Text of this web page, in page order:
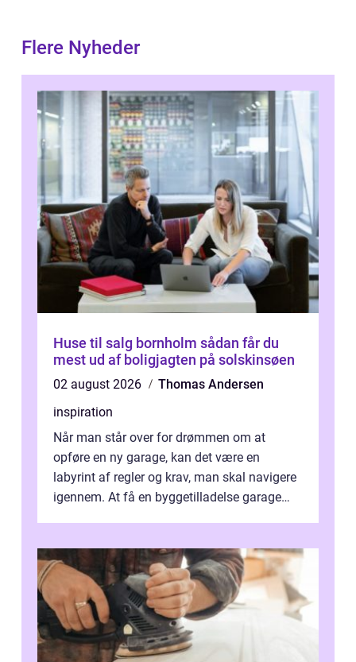
Flere Nyheder
Huse til salg bornholm sådan får du
mest ud af boligjagten på solskinsøen
02 august 2026
Thomas Andersen
inspiration
Når man står over for drømmen om at
opføre en ny garage, kan det være en
labyrint af regler og krav, man skal navigere
igennem. At få en byggetilladelse garage